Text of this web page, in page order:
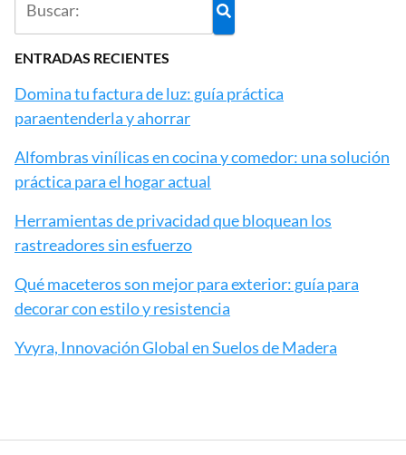
ENTRADAS RECIENTES
Domina tu factura de luz: guía práctica
paraentenderla y ahorrar
Alfombras vinílicas en cocina y comedor: una solución
práctica para el hogar actual
Herramientas de privacidad que bloquean los
rastreadores sin esfuerzo
Qué maceteros son mejor para exterior: guía para
decorar con estilo y resistencia
Yvyra, Innovación Global en Suelos de Madera